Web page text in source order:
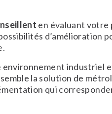
en évaluant votre
d’amélioration
industriel
la solution de
qui